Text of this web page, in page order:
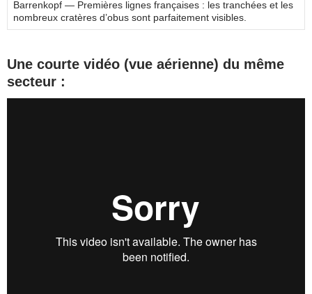
Barrenkopf — Premières lignes françaises : les tranchées et les
nombreux cratères d’obus sont parfaitement visibles.
Une courte vidéo (vue aérienne) du même
secteur :